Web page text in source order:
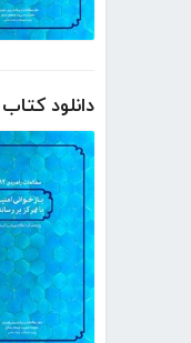
دانلود